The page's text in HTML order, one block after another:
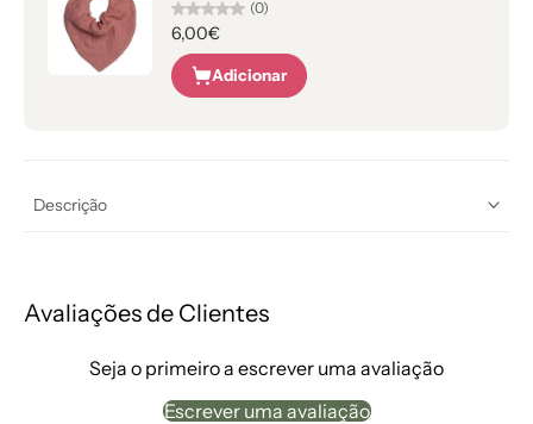
(0)
6,00€
Adicionar
Descrição
Avaliações de Clientes
Seja o primeiro a escrever uma avaliação
Escrever uma avaliação